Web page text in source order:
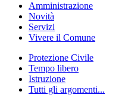
Amministrazione
Novità
Servizi
Vivere il Comune
Protezione Civile
Tempo libero
Istruzione
Tutti gli argomenti...